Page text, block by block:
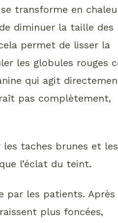
transforme en
diminuer la taille des
permet de lisser la
les globules rouges
qui agit
pas complètement,
les taches brunes et les
l’éclat du teint.
par les patients. Après
plus foncées,